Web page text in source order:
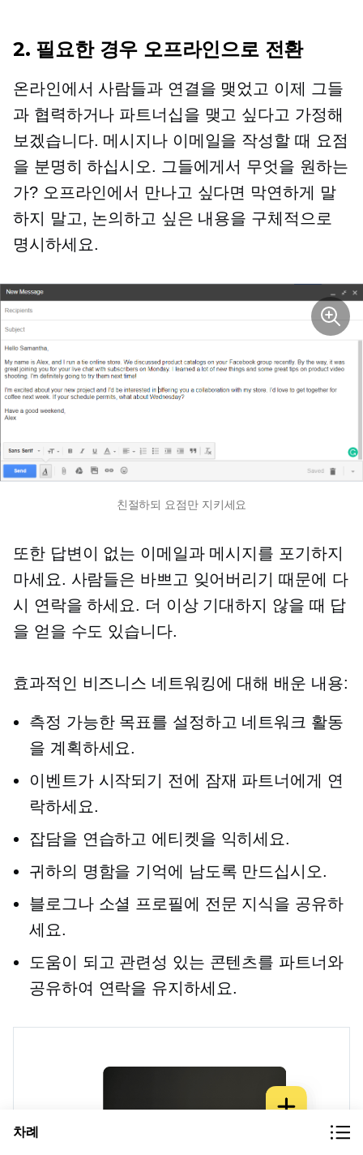
2. 필요한 경우 오프라인으로 전환
온라인에서 사람들과 연결을 맺었고 이제 그들
과 협력하거나 파트너십을 맺고 싶다고 가정해
보겠습니다. 메시지나 이메일을 작성할 때 요점
을 분명히 하십시오. 그들에게서 무엇을 원하는
가? 오프라인에서 만나고 싶다면 막연하게 말
하지 말고, 논의하고 싶은 내용을 구체적으로
명시하세요.
친절하되 요점만 지키세요
또한 답변이 없는 이메일과 메시지를 포기하지
마세요. 사람들은 바쁘고 잊어버리기 때문에 다
시 연락을 하세요. 더 이상 기대하지 않을 때 답
을 얻을 수도 있습니다.
효과적인 비즈니스 네트워킹에 대해 배운 내용:
측정 가능한 목표를 설정하고 네트워크 활동
을 계획하세요.
이벤트가 시작되기 전에 잠재 파트너에게 연
락하세요.
잡담을 연습하고 에티켓을 익히세요.
귀하의 명함을 기억에 남도록 만드십시오.
블로그나 소셜 프로필에 전문 지식을 공유하
세요.
도움이 되고 관련성 있는 콘텐츠를 파트너와
공유하여 연락을 유지하세요.
차례